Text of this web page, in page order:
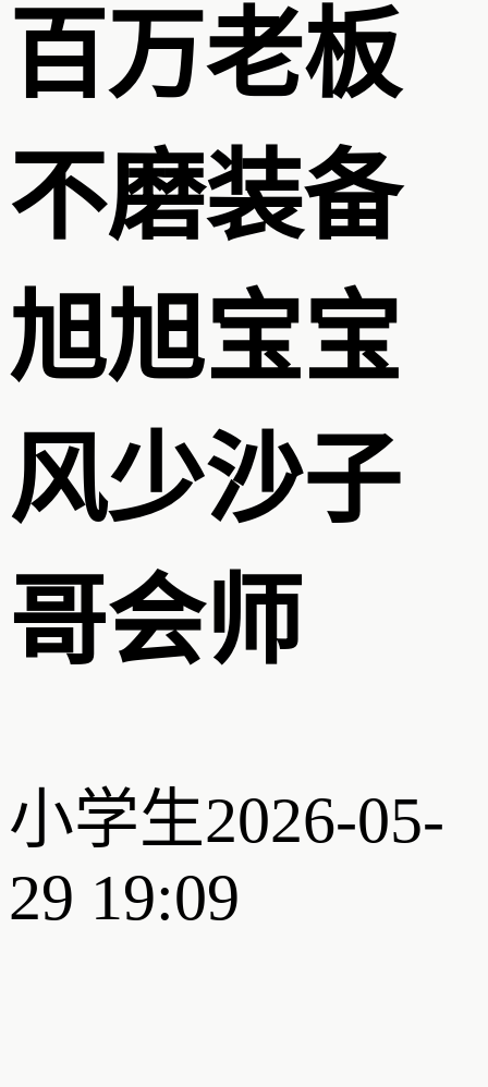
百万老板
不磨装备
旭旭宝宝
风少沙子
哥会师
小学生2026-05-
29 19:09